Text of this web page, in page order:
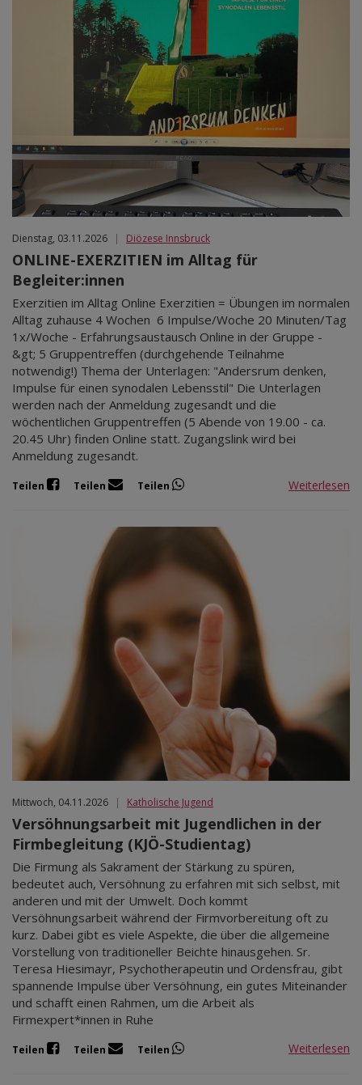
Dienstag, 03.11.2026 | Diözese Innsbruck
ONLINE-EXERZITIEN im Alltag für
Begleiter:innen
Exerzitien im Alltag Online Exerzitien = Übungen im normalen
Alltag zuhause 4 Wochen 6 Impulse/Woche 20 Minuten/Tag
1x/Woche - Erfahrungsaustausch Online in der Gruppe -
&gt; 5 Gruppentreffen (durchgehende Teilnahme
notwendig!) Thema der Unterlagen: "Andersrum denken,
Impulse für einen synodalen Lebensstil" Die Unterlagen
werden nach der Anmeldung zugesandt und die
wöchentlichen Gruppentreffen (5 Abende von 19.00 - ca.
20.45 Uhr) finden Online statt. Zugangslink wird bei
Anmeldung zugesandt.
Teilen Teilen Teilen Weiterlesen
Mittwoch, 04.11.2026 | Katholische Jugend
Versöhnungsarbeit mit Jugendlichen in der
Firmbegleitung (KJÖ-Studientag)
Die Firmung als Sakrament der Stärkung zu spüren,
bedeutet auch, Versöhnung zu erfahren mit sich selbst, mit
anderen und mit der Umwelt. Doch kommt
Versöhnungsarbeit während der Firmvorbereitung oft zu
kurz. Dabei gibt es viele Aspekte, die über die allgemeine
Vorstellung von traditioneller Beichte hinausgehen. Sr.
Teresa Hiesimayr, Psychotherapeutin und Ordensfrau, gibt
spannende Impulse über Versöhnung, ein gutes Miteinander
und schafft einen Rahmen, um die Arbeit als
Firmexpert*innen in Ruhe
Teilen Teilen Teilen Weiterlesen